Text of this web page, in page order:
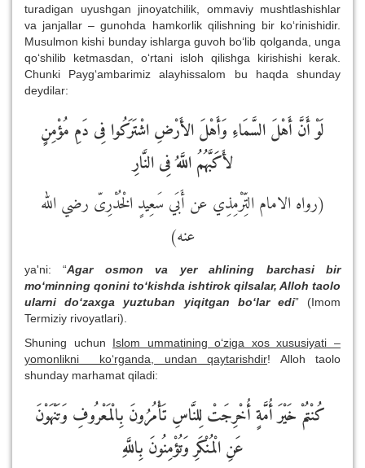
turadigan uyushgan jinoyatchilik, ommaviy mushtlashishlar
va janjallar – gunohda hamkorlik qilishning bir ko‘rinishidir.
Musulmon kishi bunday ishlarga guvoh bo‘lib qolganda, unga
qo‘shilib ketmasdan, o‘rtani isloh qilishga kirishishi kerak.
Chunki Payg‘ambarimiz alayhissalom bu haqda shunday
deydilar:
لَوْ أَنَّ أَهْلَ السَّمَاءِ وَأَهْلَ الأَرْضِ اشْتَرَكُوا فِى دَمِ مُؤْمِنٍ
لأَكَبَّهُمُ اللَّهُ فِى النَّارِ
(رواه الامام التِّرْمِذِي عن أَبَي سَعِيدٍ الْخُدْرِىّ رضي الله
عنه)
ya'ni: “Agar osmon va yer ahlining barchasi bir
mo‘minning qonini to‘kishda ishtirok qilsalar, Alloh taolo
ularni do‘zaxga yuztuban yiqitgan bo‘lar edi” (Imom
Termiziy rivoyatlari).
Shuning uchun
Islom ummatining o‘ziga xos xususiyati –
yomonlikni ko‘rganda, undan qaytarishdir! Alloh taolo
shunday marhamat qiladi:
كُنْتُمْ خَيْرَ أُمَّةٍ أُخْرِجَتْ لِلنَّاسِ تَأْمُرُونَ بِالْمَعْرُوفِ وَتَنْهَوْنَ
عَنِ الْمُنْكَرِ وَتُؤْمِنُونَ بِاللَّهِ